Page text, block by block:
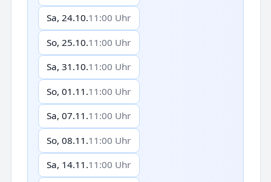
Sa, 24.10.11:00 Uhr
So, 25.10.11:00 Uhr
Sa, 31.10.11:00 Uhr
So, 01.11.11:00 Uhr
Sa, 07.11.11:00 Uhr
So, 08.11.11:00 Uhr
Sa, 14.11.11:00 Uhr